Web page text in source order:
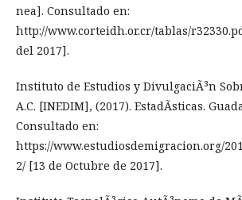
nea]. Consultado en:
http://www.corteidh.or.cr/tablas/
del 2017].
Instituto de Estudios y DivulgaciÃ³n
A.C. [INEDIM], (2017). EstadÃ­sticas.
Consultado en:
https://www.estudiosdemigracion.org/
2/ [13 de Octubre de 2017].